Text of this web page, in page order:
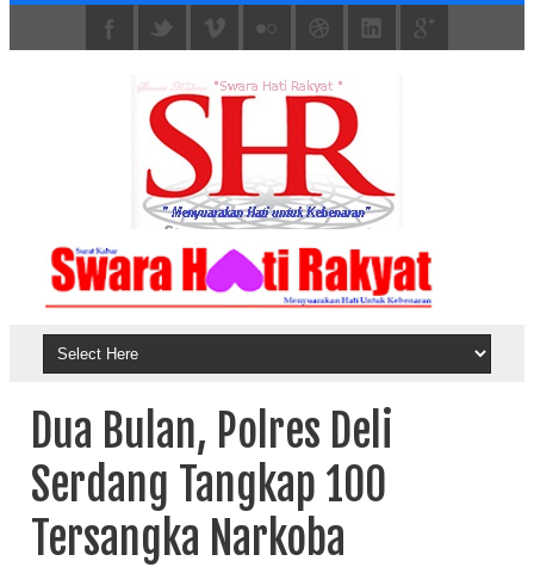
Dua Bulan, Polres Deli
Serdang Tangkap 100
Tersangka Narkoba